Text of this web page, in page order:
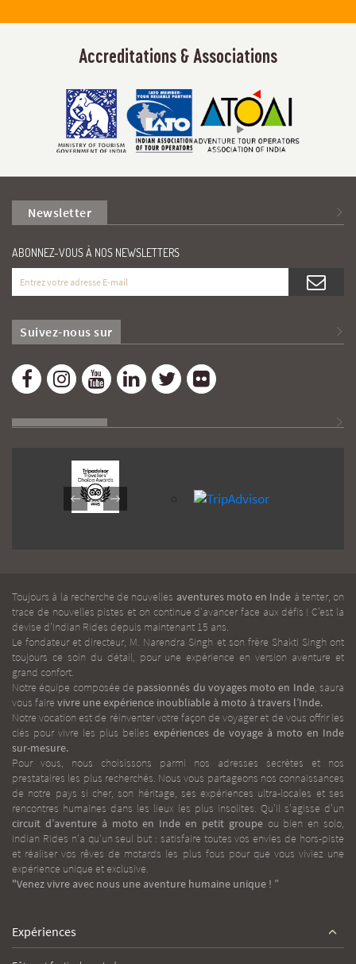
Accreditations & Associations
Newsletter
ABONNEZ-VOUS À NOS NEWSLETTERS
Suivez-nous sur
Toujours à la recherche de nouvelles aventures moto en Inde à tenter, on
trace de nouvelles pistes et on continue d'avancer face aux défis ! C’est la
devise d’Indian Rides depuis maintenant 15 ans.
Le fondateur et directeur, M. Narendra Singh et son frère Shakti Singh ont
toujours ce soin du détail, pour une expérience en version aventure et
grand confort.
Notre équipe composée de passionnés du voyages moto en Inde, saura
vous faire vivre une expérience inoubliable à moto à travers l’Inde.
Notre vocation est de réinventer votre façon de voyager et de vous offrir les
clés pour vivre les plus belles expériences de voyage à moto en Inde
sur-mesure.
Pour vous, nous choisissons parmi nos adresses secrètes et nos
prestataires les plus recherchés. Nous vous partageons nos connaissances
de notre pays si cher, son héritage, ses expériences ultra-locales et ses
rencontres humaines dans les lieux les plus insolites. Qu’il s’agisse d’un
circuit d’aventure à moto en Inde en petit groupeou bien en solo,
Indian Rides n'a qu'un seul but : satisfaire toutes vos envies de hors-piste
et réaliser vos rêves de motards les plus fous pour que vous viviez une
expérience unique et exclusive.
"Venez vivre avec nous une aventure humaine unique ! ”
Expériences